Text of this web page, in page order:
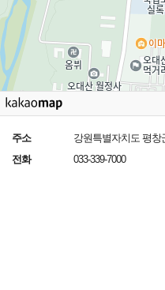
주소
강원특별자치도 평창
전화
033-339-7000